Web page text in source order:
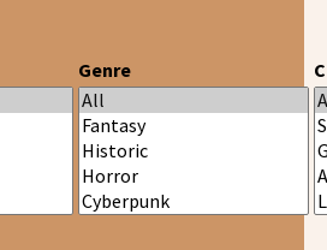
Genre